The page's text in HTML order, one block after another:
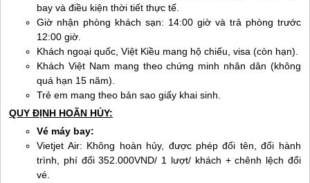
bay và điều kiện thời tiết thực tế.
Giờ nhận phòng khách sạn: 14:00 giờ và trả phòng trước
12:00 giờ.
Khách ngoại quốc, Việt Kiều mang hộ chiếu, visa (còn hạn).
Khách Việt Nam mang theo chứng minh nhân dân (không
quá hạn 15 năm).
Trẻ em mang theo bản sao giấy khai sinh.
QUY ĐỊNH HOÃN HỦY:
Vé máy bay:
Vietjet Air: Không hoàn hủy, được phép đổi tên, đổi hành
trình, phí đổi 352.000VND/ 1 lượt/ khách + chênh lệch đổi
vé.